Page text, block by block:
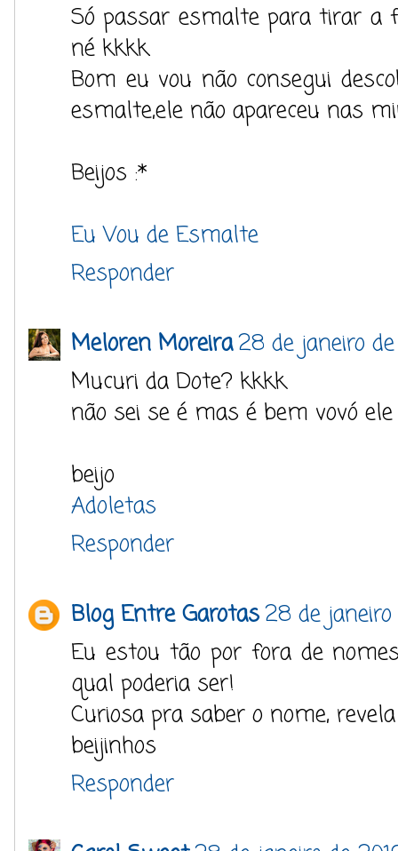
Só passar esmalte para tirar a
né kkkk.
Bom eu vou não consegui
esmalte,ele não apareceu nas
Beijos :*
Eu Vou de Esmalte
Responder
Meloren Moreira28 de janeiro
Mucuri da Dote? kkkk
não sei se é mas é bem vovó
beijo
Adoletas
Responder
Blog Entre Garotas28 de
Eu estou tão por fora de
qual poderia ser!
Curiosa pra saber o nome,
beijinhos
Responder